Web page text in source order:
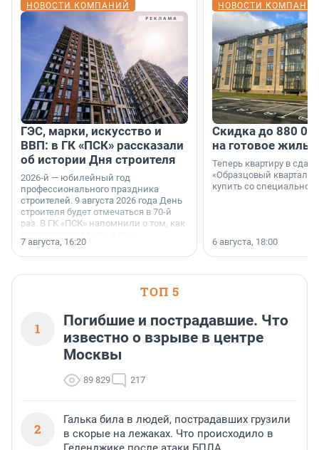
НОВОСТИ КОМПАНИЙ
ГЭС, марки, искусство и
ВВП: в ГК «ПСК» рассказали
об истории Дня строителя
2026-й — юбилейный год
профессионального праздника
строителей. 9 августа 2026 года День
строителя будет отмечаться в 70-й
раз. В ГК «ПСК» напомнили о том, как
поменялась роль строительства.
7 августа, 16:20
НОВОСТИ
Скидка до 880
на готовое
Теперь квартиру в
«Образцовый квартал
купить со специальной
6 августа, 18:00
ТОП 5
1
Погибшие и пострадавшие. Что
известно о взрыве в центре
Москвы
89 829 217
2
Галька била в людей, пострадавших грузили
в скорые на лежаках. Что происходило в